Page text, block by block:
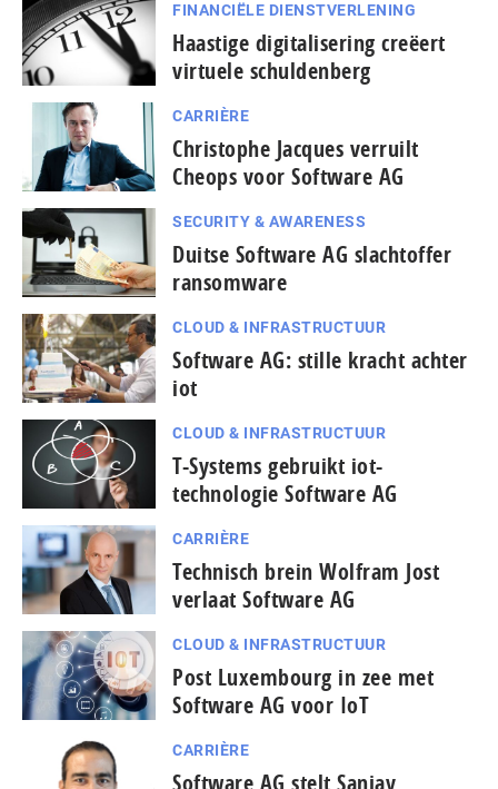
FINANCIËLE DIENSTVERLENING
Haastige digitalisering creëert
virtuele schuldenberg
CARRIÈRE
Christophe Jacques verruilt
Cheops voor Software AG
SECURITY & AWARENESS
Duitse Software AG slachtoffer
ransomware
CLOUD & INFRASTRUCTUUR
Software AG: stille kracht achter
iot
CLOUD & INFRASTRUCTUUR
T-Systems gebruikt iot-
technologie Software AG
CARRIÈRE
Technisch brein Wolfram Jost
verlaat Software AG
CLOUD & INFRASTRUCTUUR
Post Luxembourg in zee met
Software AG voor IoT
CARRIÈRE
Software AG stelt Sanjay